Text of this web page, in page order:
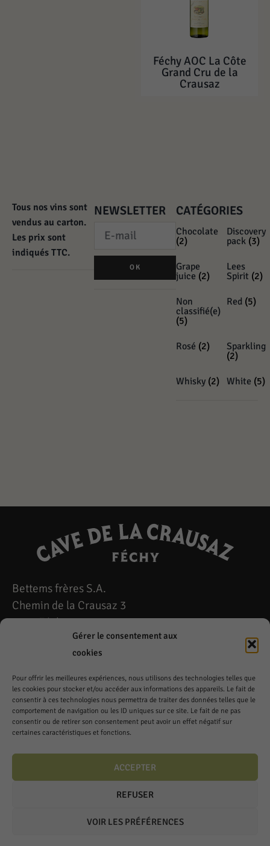
Gérer le consentement aux
cookies
Pour offrir les meilleures expériences, nous utilisons des technologies telles que
les cookies pour stocker et/ou accéder aux informations des appareils. Le fait de
consentir à ces technologies nous permettra de traiter des données telles que le
comportement de navigation ou les ID uniques sur ce site. Le fait de ne pas
consentir ou de retirer son consentement peut avoir un effet négatif sur
certaines caractéristiques et fonctions.
ACCEPTER
REFUSER
VOIR LES PRÉFÉRENCES
Féchy AOC La Côte
Grand Cru de la
Crausaz
Tous nos vins sont
vendus au carton.
Les prix sont
indiqués TTC.
NEWSLETTER
OK
CATÉGORIES
Chocolate
(2)
Discovery
pack (3)
Grape
juice (2)
Lees
Spirit (2)
Non
classifié(e)
(5)
Red (5)
Rosé (2)
Sparkling
(2)
Whisky (2) White (5)
Bettems frères S.A.
Chemin de la Crausaz 3
1173 Féchy
Lundi à Vendredi
Téléphone: 021 808 53 54
Fax: 021 808 79 49
fechy@cavedelacrausaz.ch
Samedi
8h à 12h – 14h à 17h